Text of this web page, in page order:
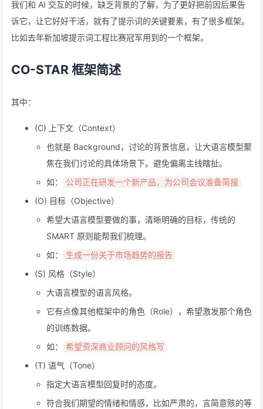
我们和 AI 交互的时候，缺乏背景的了解，为了更好把前因后果告
诉它，让它好好干活，就有了提示词的关键要素，有了很多框架。
比如去年新加坡提示词工程比赛冠军用到的一个框架。
CO-STAR 框架简述
其中：
(C) 上下文（Context）
也就是 Background，讨论的背景信息，让大语言模型聚
焦在我们讨论的具体场景下。避免偏离主线瞎扯。
如：
公司正在研发一个新产品，为公司会议准备简报
(O) 目标（Objective）
希望大语言模型要做的事，清晰明确的目标，传统的
SMART 原则能帮我们梳理。
如：
生成一份关于市场趋势的报告
(S) 风格（Style）
大语言模型的语言风格。
它有点像其他框架中的角色（Role），希望激发那个角色
的训练数据。
如：
希望资深商业顾问的风格写
(T) 语气（Tone）
指定大语言模型回复时的态度。
符合我们期望的情绪和情感，比如严肃的，言简意赅的等